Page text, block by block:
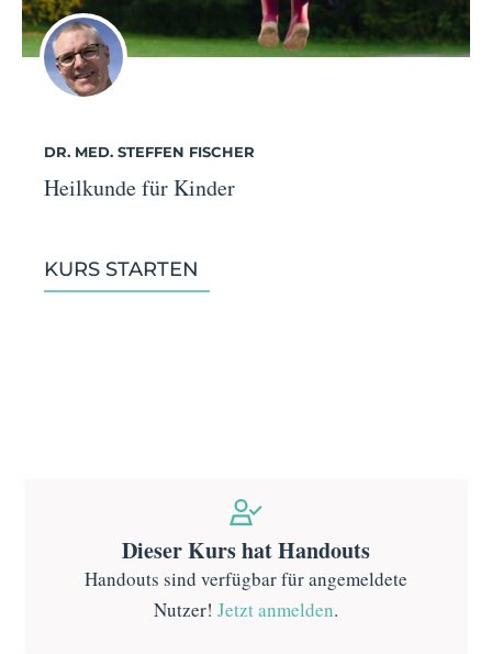
DR. MED. STEFFEN FISCHER
Heilkunde für Kinder
KURS STARTEN
Dieser Kurs hat Handouts
Handouts sind verfügbar für angemeldete
Nutzer! Jetzt anmelden.